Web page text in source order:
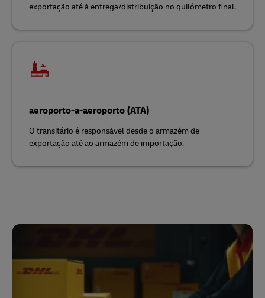
exportação até à entrega/distribuição no quilómetro final.
aeroporto-a-aeroporto (ATA)
O transitário é responsável desde o armazém de
exportação até ao armazém de importação.